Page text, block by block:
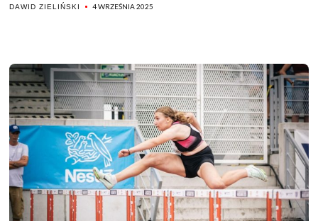
DAWID ZIELIŃSKI 4 WRZEŚNIA 2025